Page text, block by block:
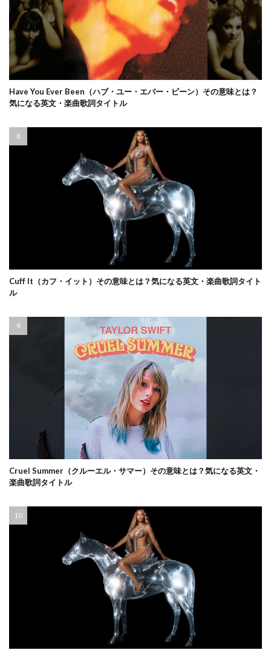
Have You Ever Been（ハブ・ユー・エバー・ビーン）その意味とは？
気になる英文・楽曲歌詞タイトル
Cuff It（カフ・イット）その意味とは？気になる英文・楽曲歌詞タイト
ル
Cruel Summer（クルーエル・サマー）その意味とは？気になる英文・
楽曲歌詞タイトル